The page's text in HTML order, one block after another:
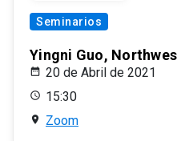
Seminarios
Yingni Guo,
20 de Abril de 2021
15:30
Zoom